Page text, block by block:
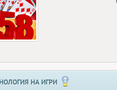
НА ИГРИ